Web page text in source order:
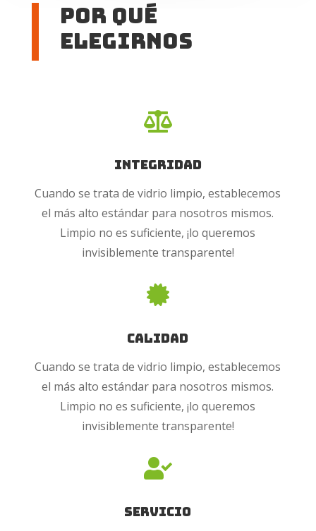
Por qué
elegirnos

Integridad
Cuando se trata de vidrio limpio, establecemos
el más alto estándar para nosotros mismos.
Limpio no es suficiente, ¡lo queremos
invisiblemente transparente!

Calidad
Cuando se trata de vidrio limpio, establecemos
el más alto estándar para nosotros mismos.
Limpio no es suficiente, ¡lo queremos
invisiblemente transparente!

Servicio